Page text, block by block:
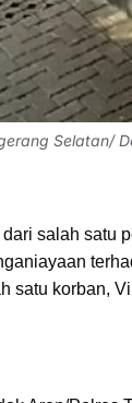
Selatan/
salah satu
satu korban,